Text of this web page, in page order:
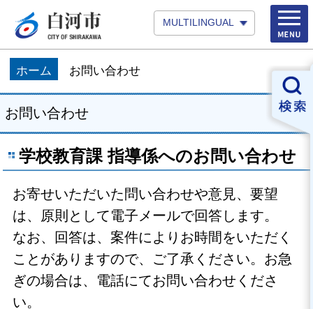
MULTILINGUAL
ホーム お問い合わせ
お問い合わせ
学校教育課 指導係へのお問い合わせ
お寄せいただいた問い合わせや意見、要望
は、原則として電子メールで回答します。
なお、回答は、案件によりお時間をいただく
ことがありますので、ご了承ください。お急
ぎの場合は、電話にてお問い合わせくださ
い。